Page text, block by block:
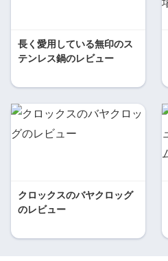
長く愛用している無印のス
テンレス鍋のレビュー
クロックスのバヤクロッグ
のレビュー